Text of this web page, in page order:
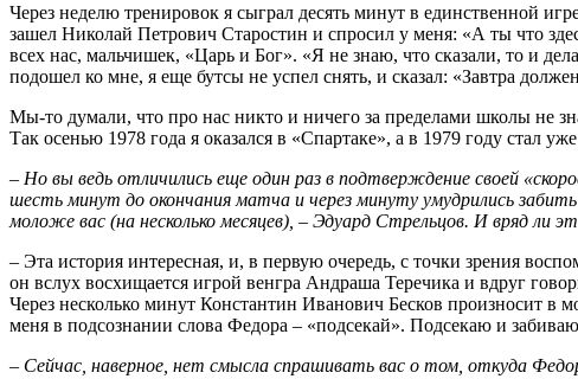
Через неделю тренировок я сыграл десять минут в единственной
зашел Николай Петрович Старостин и спросил у меня: «А ты что
всех нас, мальчишек, «Царь и Бог». «Я не знаю, что сказали, то и
подошел ко мне, я еще бутсы не успел снять, и сказал: «Завтра
Мы-то думали, что про нас никто и ничего за пределами школы не
Так осенью 1978 года я оказался в «Спартаке», а в 1979 году стал
– Но вы ведь отличились еще один раз в подтверждение своей
шесть минут до окончания матча и через минуту умудрились
моложе вас (на несколько месяцев), – Эдуард Стрельцов. И вряд ли
– Эта история интересная, и, в первую очередь, с точки зрения
он вслух восхищается игрой венгра Андраша Теречика и вдруг
Через несколько минут Константин Иванович Бесков произносит
меня в подсознании слова Федора – «подсекай». Подсекаю и
– Сейчас, наверное, нет смысла спрашивать вас о том, откуда